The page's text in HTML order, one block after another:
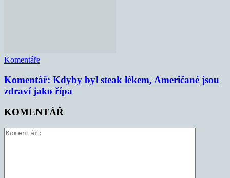
Komentáře
Komentář: Kdyby byl steak lékem, Američané jsou
zdraví jako řípa
KOMENTÁŘ